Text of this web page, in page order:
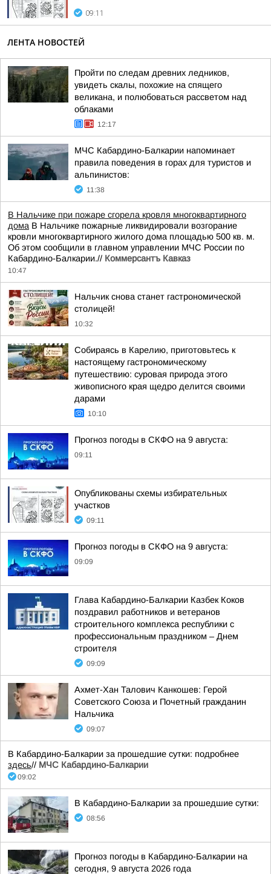
09:11
ЛЕНТА НОВОСТЕЙ
Пройти по следам древних ледников,
увидеть скалы, похожие на спящего
великана, и полюбоваться рассветом над
облаками
12:17
МЧС Кабардино-Балкарии напоминает
правила поведения в горах для туристов и
альпинистов:
11:38
В Нальчике при пожаре сгорела кровля многоквартирного
дома В Нальчике пожарные ликвидировали возгорание
кровли многоквартирного жилого дома площадью 500 кв. м.
Об этом сообщили в главном управлении МЧС России по
Кабардино-Балкарии.// Коммерсантъ Кавказ
10:47
Нальчик снова станет гастрономической
столицей!
10:32
Собираясь в Карелию, приготовьтесь к
настоящему гастрономическому
путешествию: суровая природа этого
живописного края щедро делится своими
дарами
10:10
Прогноз погоды в СКФО на 9 августа:
09:11
Опубликованы схемы избирательных
участков
09:11
Прогноз погоды в СКФО на 9 августа:
09:09
Глава Кабардино-Балкарии Казбек Коков
поздравил работников и ветеранов
строительного комплекса республики с
профессиональным праздником – Днем
строителя
09:09
Ахмет-Хан Талович Канкошев: Герой
Советского Союза и Почетный гражданин
Нальчика
09:07
В Кабардино-Балкарии за прошедшие сутки: подробнее
здесь// МЧС Кабардино-Балкарии
09:02
В Кабардино-Балкарии за прошедшие сутки:
08:56
Прогноз погоды в Кабардино-Балкарии на
сегодня, 9 августа 2026 года